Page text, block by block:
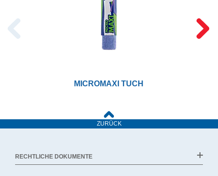
MICROMAXI TUCH
ZURÜCK
RECHTLICHE DOKUMENTE